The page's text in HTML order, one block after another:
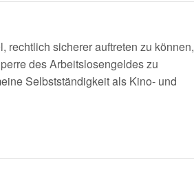
rechtlich sicherer auftreten zu können,
des Arbeitslosengeldes zu
Selbstständigkeit als Kino- und